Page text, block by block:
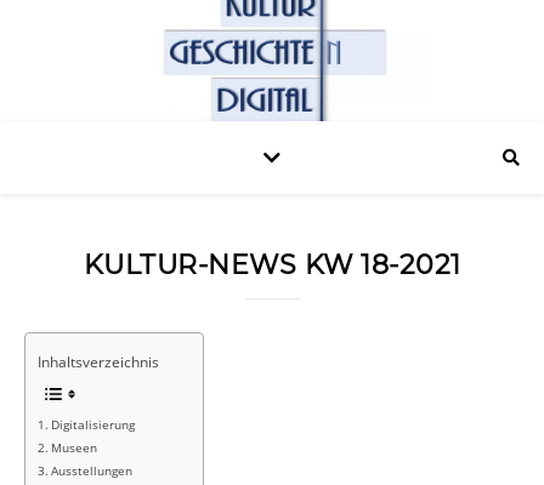
KULTUR-NEWS KW 18-2021
Inhaltsverzeichnis
Digitalisierung
Museen
Ausstellungen